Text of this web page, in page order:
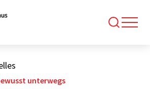
unterwegs